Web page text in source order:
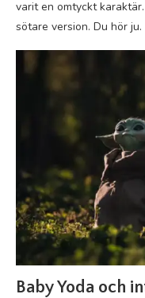
varit en omtyckt
sötare version. Du hör
Baby Yoda och